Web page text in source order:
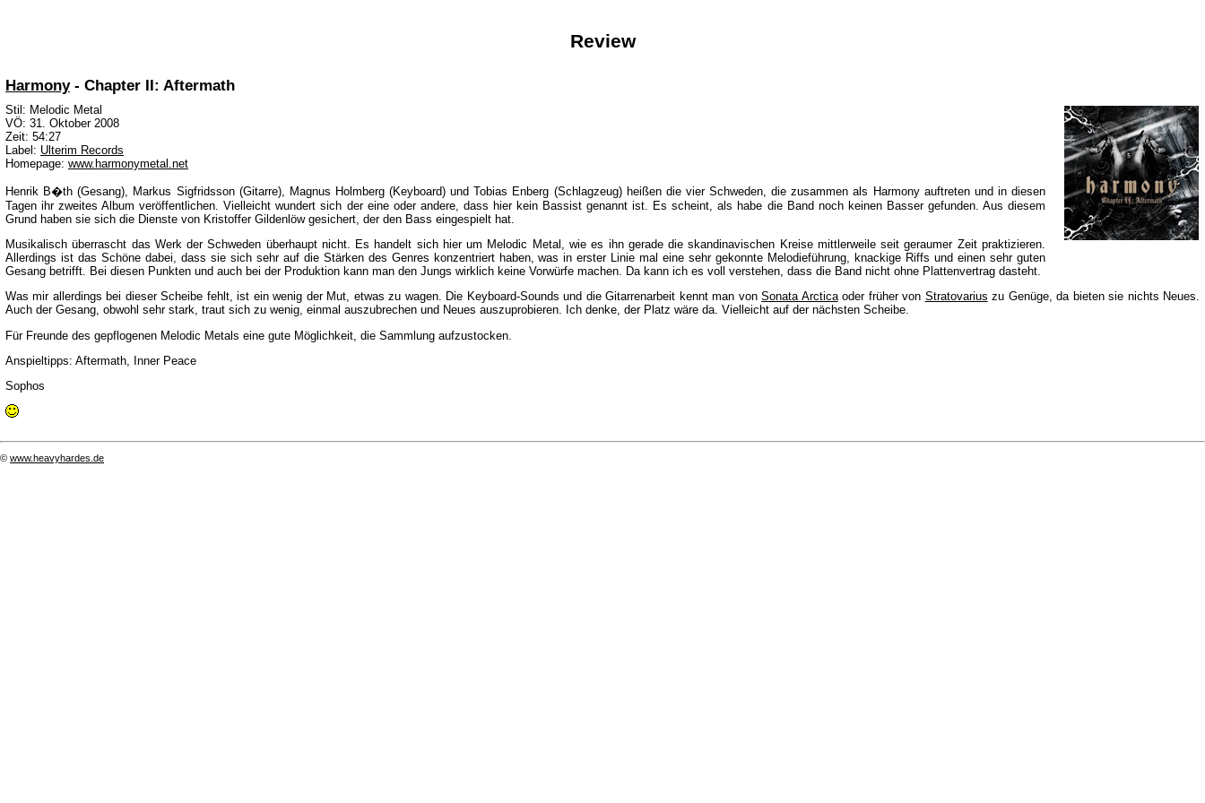
Review
Harmony- Chapter II: Aftermath
Stil: Melodic Metal
VÖ: 31. Oktober 2008
Zeit: 54:27
Label: Ulterim Records
Homepage: www.harmonymetal.net
Henrik B�th (Gesang), Markus Sigfridsson (Gitarre), Magnus Holmberg (Keyboard) und Tobias Enberg (Schlagzeug) heißen die vier Schweden, die zusammen als Harmony auftreten und in diesen
Tagen ihr zweites Album veröffentlichen. Vielleicht wundert sich der eine oder andere, dass hier kein Bassist genannt ist. Es scheint, als habe die Band noch keinen Basser gefunden. Aus diesem
Grund haben sie sich die Dienste von Kristoffer Gildenlöw gesichert, der den Bass eingespielt hat.
Musikalisch überrascht das Werk der Schweden überhaupt nicht. Es handelt sich hier um Melodic Metal, wie es ihn gerade die skandinavischen Kreise mittlerweile seit geraumer Zeit praktizieren.
Allerdings ist das Schöne dabei, dass sie sich sehr auf die Stärken des Genres konzentriert haben, was in erster Linie mal eine sehr gekonnte Melodieführung, knackige Riffs und einen sehr guten
Gesang betrifft. Bei diesen Punkten und auch bei der Produktion kann man den Jungs wirklich keine Vorwürfe machen. Da kann ich es voll verstehen, dass die Band nicht ohne Plattenvertrag dasteht.
Was mir allerdings bei dieser Scheibe fehlt, ist ein wenig der Mut, etwas zu wagen. Die Keyboard-Sounds und die Gitarrenarbeit kennt man vonSonata Arcticaoder früher von Stratovarius zu Genüge, da bieten sie nichts Neues.
Auch der Gesang, obwohl sehr stark, traut sich zu wenig, einmal auszubrechen und Neues auszuprobieren. Ich denke, der Platz wäre da. Vielleicht auf der nächsten Scheibe.
Für Freunde des gepflogenen Melodic Metals eine gute Möglichkeit, die Sammlung aufzustocken.
Anspieltipps: Aftermath, Inner Peace
Sophos
© www.heavyhardes.de